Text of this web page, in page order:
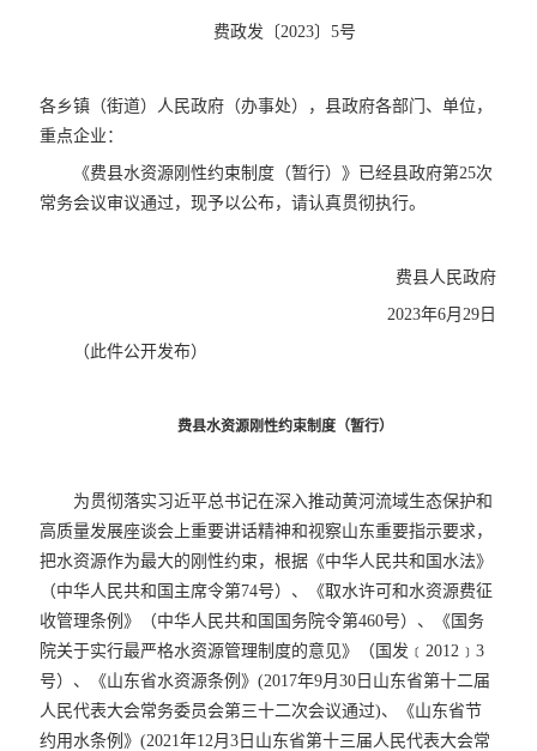
费政发〔2023〕5号
各乡镇（街道）人民政府（办事处），县政府各部门、单位，
重点企业：
《费县水资源刚性约束制度（暂行）》已经县政府第25次
常务会议审议通过，现予以公布，请认真贯彻执行。
费县人民政府
2023年6月29日
（此件公开发布）
费县水资源刚性约束制度（暂行）
为贯彻落实习近平总书记在深入推动黄河流域生态保护和
高质量发展座谈会上重要讲话精神和视察山东重要指示要求，
把水资源作为最大的刚性约束，根据《中华人民共和国水法》
（中华人民共和国主席令第74号）、《取水许可和水资源费征
收管理条例》（中华人民共和国国务院令第460号）、《国务
院关于实行最严格水资源管理制度的意见》（国发﹝2012﹞3
号）、《山东省水资源条例》(2017年9月30日山东省第十二届
人民代表大会常务委员会第三十二次会议通过)、《山东省节
约用水条例》(2021年12月3日山东省第十三届人民代表大会常